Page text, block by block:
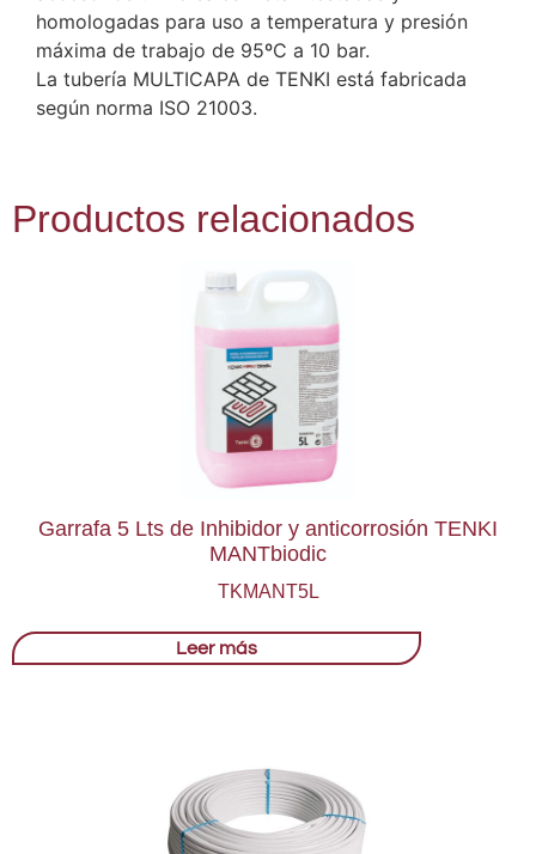
homologadas para uso a temperatura y presión
máxima de trabajo de 95ºC a 10 bar.
La tubería MULTICAPA de TENKI está fabricada
según norma ISO 21003.
Productos relacionados
Garrafa 5 Lts de Inhibidor y anticorrosión TENKI
MANTbiodic
TKMANT5L
Leer más